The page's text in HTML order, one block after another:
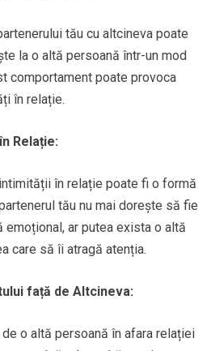
tău cu altcineva poate
la o altă persoană într-un mod
comportament poate provoca
în relație.
Relație:
în relație poate fi o formă
tău nu mai dorește să fie
ar putea exista o altă
care să îi atragă atenția.
față de Altcineva:
o altă persoană în afara relației